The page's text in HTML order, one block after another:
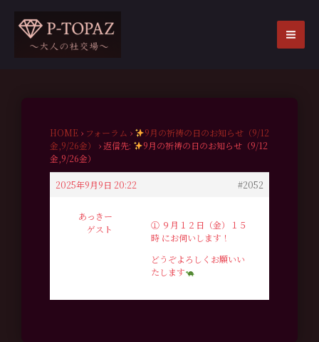
HOME › フォーラム ›
9月の祈祷の日のお知らせ（9/12
金,9/26金）
›返信先:
9月の祈祷の日のお知らせ（9/12
金,9/26金）
2025年9月9日 20:22 #2052
あっきー
ゲスト
➀ ９月１２日（金）１５
時 にお伺いします！
どうぞよろしくお願いい
たします